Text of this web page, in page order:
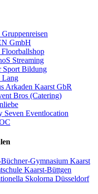
GmbH
Floorballshop
Streaming
Sport Bildung
Lang
Arkaden Kaarst GbR
Bros (Catering)
Seven Eventlocation
Gymnasium Kaarst
Kaarst-Büttgen
Skolorna Düsseldorf